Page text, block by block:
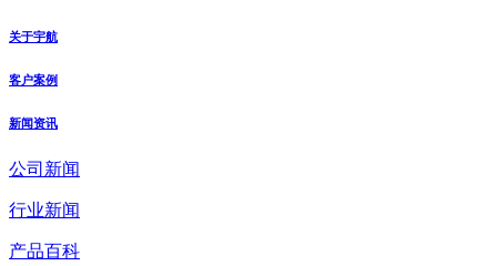
关于宇航
客户案例
新闻资讯
公司新闻
行业新闻
产品百科